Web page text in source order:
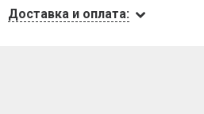
Доставка и оплата: